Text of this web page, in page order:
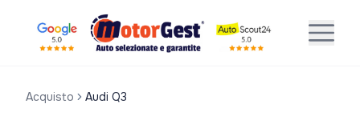
Acquisto Audi Q3